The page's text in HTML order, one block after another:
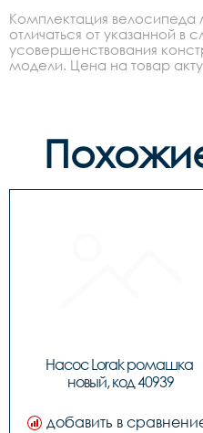
Комплектация велосипеда
отличаться от указанной в
усовершенствования
модели. Цена на товар
Насос Lorak ромашка
новый, код 40939
добавить в